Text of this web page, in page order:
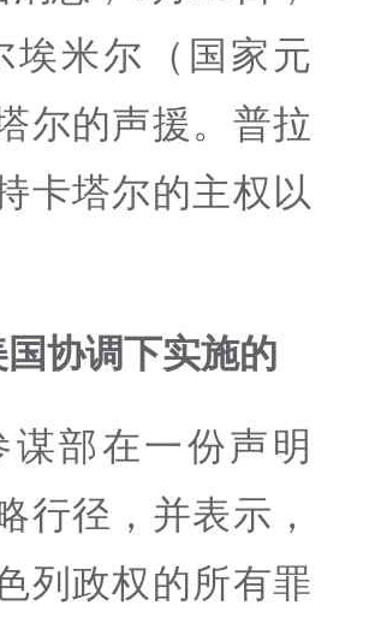
埃米尔（国家元
尔的声援。普拉
卡塔尔的主权以
协调下实施的
部在一份声明
行径，并表示，
列政权的所有罪